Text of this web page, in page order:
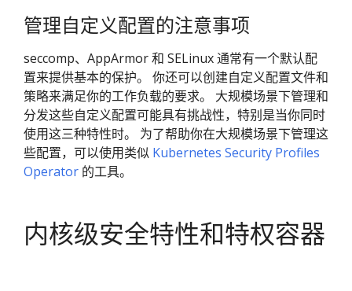
管理自定义配置的注意事项
seccomp、AppArmor 和 SELinux 通常有一个默认配
置来提供基本的保护。 你还可以创建自定义配置文件和
策略来满足你的工作负载的要求。 大规模场景下管理和
分发这些自定义配置可能具有挑战性，特别是当你同时
使用这三种特性时。 为了帮助你在大规模场景下管理这
些配置，可以使用类似 Kubernetes Security Profiles
Operator 的工具。
内核级安全特性和特权容器